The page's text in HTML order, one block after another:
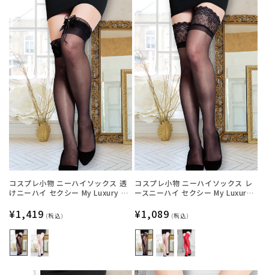
コスプレ小物 ニーハイソックス 透
けニーハイ セクシー My Luxury シ
レディース フリーサイズ ブラック
【クリアストーン】
通
常
価
格
¥1,419 (税込)
コスプレ小物 ニーハイソックス レ
ースニーハイ セクシー My Luxury
ド レディース フリーサイズ ブラッ
ク【クリアストーン】
通
常
価
格
¥1,089 (税込)